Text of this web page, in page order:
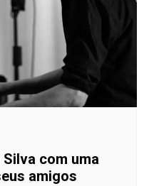
Silva com uma
amigos